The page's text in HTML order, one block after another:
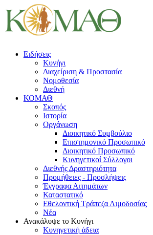
Ειδήσεις
Κυνήγι
Διαχείριση & Προστασία
Νομοθεσία
Διεθνή
ΚΟΜΑΘ
Σκοπός
Ιστορία
Οργάνωση
Διοικητικό Συμβούλιο
Επιστημονικό Προσωπικό
Διοικητικό Προσωπικό
Κυνηγετικοί Σύλλογοι
Διεθνής Δραστηριότητα
Προμήθειες - Προσλήψεις
Έγγραφα Αιτημάτων
Καταστατικό
Εθελοντική Τράπεζα Αιμοδοσίας
Νέα
Ανακάλυψε το Κυνήγι
Κυνηγετική άδεια